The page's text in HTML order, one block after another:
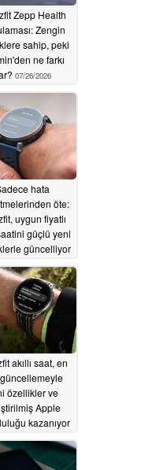
Zepp Health
Zengin
sahip, peki
ne farkı
07/26/2026
hata
öte:
uygun fiyatlı
güçlü yeni
güncelliyor
07/07/2026
akıllı saat, en
özellikler ve
Apple
kazanıyor
07/02/2026